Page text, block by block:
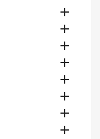







